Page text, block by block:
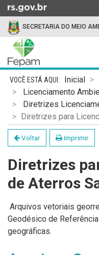
para
conteúdo
para
menu
para
busca
SECRETARIA DO MEIO
Início
conteúdo
Inicial
Licenciamento
Diretrizes
Diretrizes para
Voltar Imprimir
Diretrizes
de Aterros
Arquivos vetoriais
Geodésico de
geográficas.